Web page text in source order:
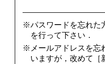
※パスワードを忘れた
を行って下さい．
※メールアドレスを忘
いますが，改めて［